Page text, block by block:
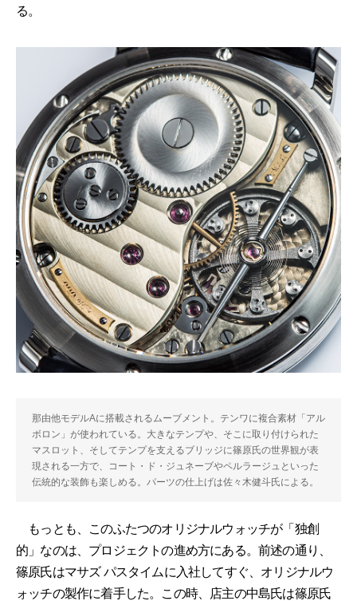
る。
那由他モデルAに搭載されるムーブメント。テンワに複合素材「アル
ボロン」が使われている。大きなテンプや、そこに取り付けられた
マスロット、そしてテンプを支えるブリッジに篠原氏の世界観が表
現される一方で、コート・ド・ジュネーブやペルラージュといった
伝統的な装飾も楽しめる。パーツの仕上げは佐々木健斗氏による。
もっとも、このふたつのオリジナルウォッチが「独創
的」なのは、プロジェクトの進め方にある。前述の通り、
篠原氏はマサズ パスタイムに入社してすぐ、オリジナルウ
ォッチの製作に着手した。この時、店主の中島氏は篠原氏